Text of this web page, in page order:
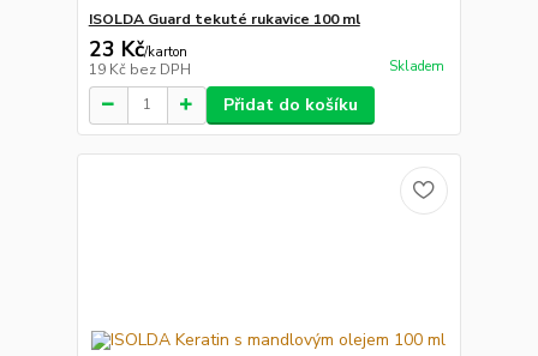
ISOLDA Guard tekuté rukavice 100 ml
23 Kč/karton
19 Kč bez DPH Skladem
Přidat do košíku